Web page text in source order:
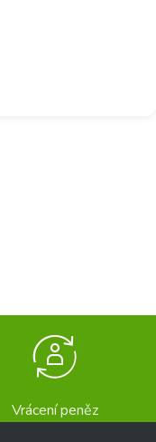
Vrácení peněz